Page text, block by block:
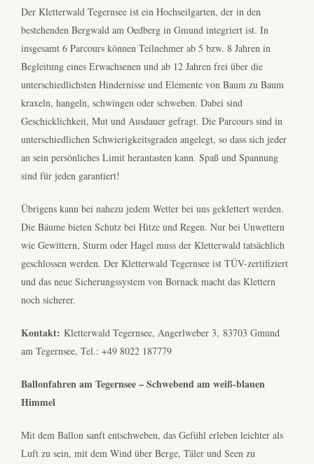
Der Kletterwald Tegernsee ist ein Hochseilgarten, der in den
bestehenden Bergwald am Oedberg in Gmund integriert ist. In
insgesamt 6 Parcours können Teilnehmer ab 5 bzw. 8 Jahren in
Begleitung eines Erwachsenen und ab 12 Jahren frei über die
unterschiedlichsten Hindernisse und Elemente von Baum zu Baum
kraxeln, hangeln, schwingen oder schweben. Dabei sind
Geschicklichkeit, Mut und Ausdauer gefragt. Die Parcours sind in
unterschiedlichen Schwierigkeitsgraden angelegt, so dass sich jeder
an sein persönliches Limit herantasten kann. Spaß und Spannung
sind für jeden garantiert!
Übrigens kann bei nahezu jedem Wetter bei uns geklettert werden.
Die Bäume bieten Schutz bei Hitze und Regen. Nur bei Unwettern
wie Gewittern, Sturm oder Hagel muss der Kletterwald tatsächlich
geschlossen werden. Der Kletterwald Tegernsee ist TÜV-zertifiziert
und das neue Sicherungssystem von Bornack macht das Klettern
noch sicherer.
Kontakt: Kletterwald Tegernsee, Angerlweber 3, 83703 Gmund
am Tegernsee, Tel.: +49 8022 187779
Ballonfahren am Tegernsee – Schwebend am weiß-blauen
Himmel
Mit dem Ballon sanft entschweben, das Gefühl erleben leichter als
Luft zu sein, mit dem Wind über Berge, Täler und Seen zu